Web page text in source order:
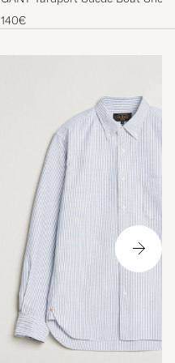
140€